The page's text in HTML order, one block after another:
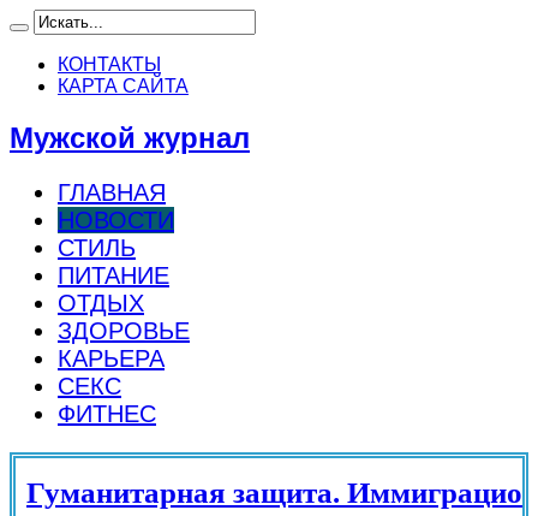
КОНТАКТЫ
КАРТА САЙТА
Мужской журнал
ГЛАВНАЯ
НОВОСТИ
СТИЛЬ
ПИТАНИЕ
ОТДЫХ
ЗДОРОВЬЕ
КАРЬЕРА
СЕКС
ФИТНЕС
Гуманитарная защита.